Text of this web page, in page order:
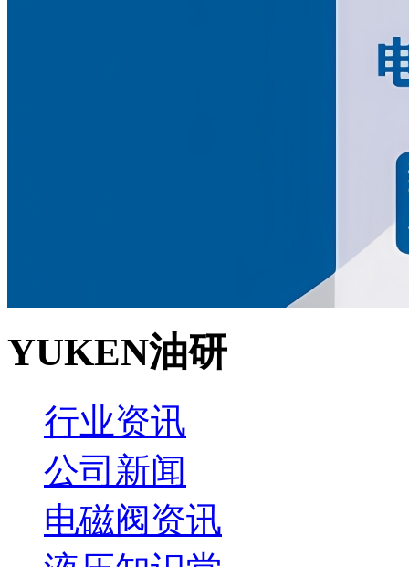
YUKEN油研
行业资讯
公司新闻
电磁阀资讯